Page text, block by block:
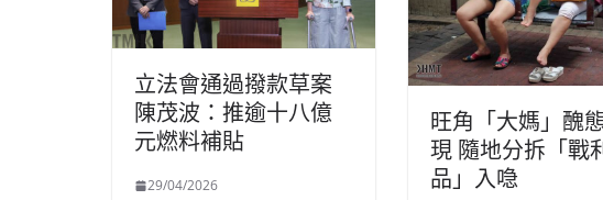
立法會通過撥款草案
陳茂波：推逾十八億
元燃料補貼
29/04/2026
旺角「大媽」醜
現 隨地分拆「戰
品」入喼